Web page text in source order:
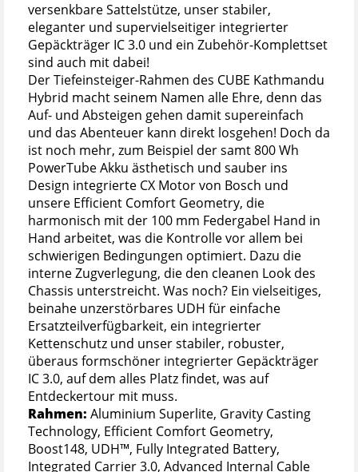
versenkbare Sattelstütze, unser stabiler,
eleganter und supervielseitiger integrierter
Gepäckträger IC 3.0 und ein Zubehör-Komplettset
sind auch mit dabei!
Der Tiefeinsteiger-Rahmen des CUBE Kathmandu
Hybrid macht seinem Namen alle Ehre, denn das
Auf- und Absteigen gehen damit supereinfach
und das Abenteuer kann direkt losgehen! Doch da
ist noch mehr, zum Beispiel der samt 800 Wh
PowerTube Akku ästhetisch und sauber ins
Design integrierte CX Motor von Bosch und
unsere Efficient Comfort Geometry, die
harmonisch mit der 100 mm Federgabel Hand in
Hand arbeitet, was die Kontrolle vor allem bei
schwierigen Bedingungen optimiert. Dazu die
interne Zugverlegung, die den cleanen Look des
Chassis unterstreicht. Was noch? Ein vielseitiges,
beinahe unzerstörbares UDH für einfache
Ersatzteilverfügbarkeit, ein integrierter
Kettenschutz und unser stabiler, robuster,
überaus formschöner integrierter Gepäckträger
IC 3.0, auf dem alles Platz findet, was auf
Entdeckertour mit muss.
Rahmen: Aluminium Superlite, Gravity Casting
Technology, Efficient Comfort Geometry,
Boost148, UDH™, Fully Integrated Battery,
Integrated Carrier 3.0, Advanced Internal Cable